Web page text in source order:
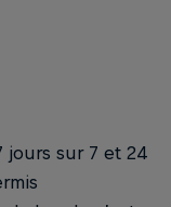
jours sur 7 et 24